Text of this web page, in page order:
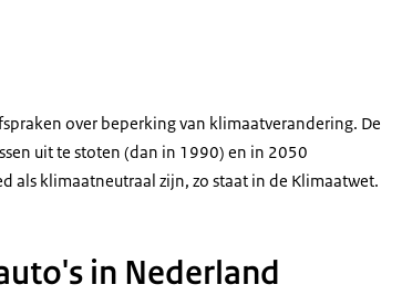
over beperking van klimaatverandering. De
uit te stoten (dan in 1990) en in 2050
als klimaatneutraal zijn, zo staat in de Klimaatwet.
in Nederland